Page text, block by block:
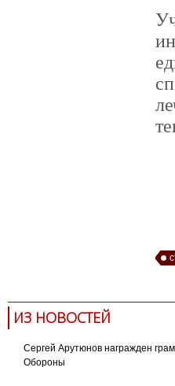
ИЗ НОВОСТЕЙ
Сергей Арутюнов награжден
Обороны